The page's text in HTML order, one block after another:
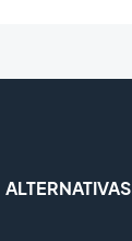
ALTERNATIVAS